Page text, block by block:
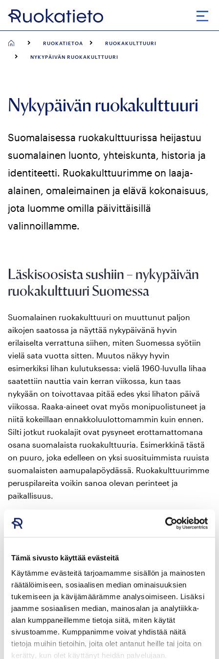
Tämä sivusto käyttää evästeitä
Käytämme evästeitä tarjoamamme sisällön ja mainosten
räätälöimiseen, sosiaalisen median ominaisuuksien
tukemiseen ja kävijämäärämme analysoimiseen. Lisäksi
jaamme sosiaalisen median, mainosalan ja analytiikka-
alan kumppaneillemme tietoja siitä, miten käytät
sivustoamme. Kumppanimme voivat yhdistää näitä
tietoja muihin tietoihin, joita olet antanut heille tai joita on
kerätty, kun olet käyttänyt heidän palvelujaan.
Siirry
suoraan
RUOKATIETOA RUOKAKULTTUURI
NYKYPÄIVÄN RUOKAKULTTUURI
Nykypäivän ruokakulttuuri
Suomalaisessa ruokakulttuurissa heijastuu
suomalainen luonto, yhteiskunta, historia ja
identiteetti. Ruokakulttuurimme on laaja-
alainen, omaleimainen ja elävä kokonaisuus,
jota luomme omilla päivittäisillä
valinnoillamme.
Läskisoosista sushiin – nykypäivän
ruokakulttuuri Suomessa
Suomalainen ruokakulttuuri on muuttunut paljon
aikojen saatossa ja näyttää nykypäivänä hyvin
erilaiselta verrattuna siihen, miten Suomessa syötiin
vielä sata vuotta sitten. Muutos näkyy hyvin
esimerkiksi lihan kulutuksessa: vielä 1960-luvulla lihaa
saatettiin nauttia vain kerran viikossa, kun taas
nykyään on toivottavaa pitää edes yksi lihaton päivä
viikossa. Raaka-aineet ovat myös monipuolistuneet ja
niitä kokeillaan ennakkoluulottomammin kuin ennen.
Silti jotkut ruokalajit ovat pysyneet erottamattomana
osana suomalaista ruokakulttuuria. Esimerkkinä tästä
on puuro, joka edelleen on yksi suosituimmista ruuista
suomalaisten aamupalapöydässä. Ruokakulttuurimme
peruspilareita voikin sanoa olevan perinteet ja
paikallisuus.
Nykyajan ruokakulttuuri Suomessa ei ole
homogeenista, vaan vaikutteita tulee eri puolilta
Suomeen erityisesti 1950-luvun puolivälin jälkeen, kun
ulkomaanmatkailu kasvatti suosiotaan. Ensimmäiset
etniset ravintolat Suomeen perustettiin samoihin
aikoihin. Helsingin ensimmäinen aasialainen ravintola
oli Hotelli Torniin perustettu kiinalainen ravintola, joka
avattiin heti olympialaisten jälkeen. Samoihin aikoihin
Helsinkiin alkoi syntyä lisää venäläisiä ja kiinalaisia
ravintoloita, mutta pääkaupungin ensimmäiset